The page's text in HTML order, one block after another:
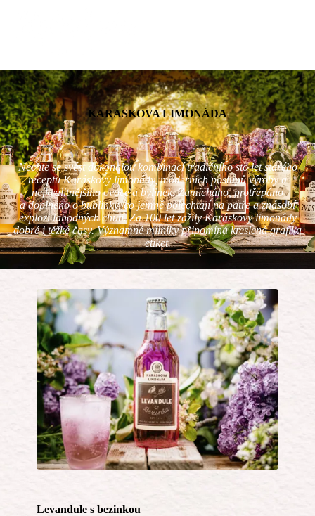
KARÁSKOVA LIMONÁDA
Nechte se svést dokonalou kombinací tradičního sto let starého
receptu Karáskovy limonády, moderních postupů výroby a
nejkvalitnějšího ovoce a bylinek. Zamícháno, protřepáno
a doplněno o bublinky, co jemně polechtají na patře a znásobí
explozi lahodných chutí. Za 100 let zažily Karáskovy limonády
dobré i těžké časy. Významné milníky připomíná kreslená grafika
etiket.
Levandule s bezinkou